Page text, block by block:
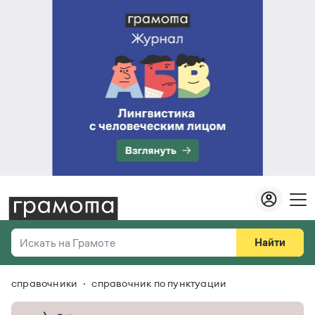
Искать на Грамоте
Справочная служба
Найти
Везде
справочники справочник по пунктуации